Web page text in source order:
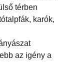
térben
karók,
az igény a